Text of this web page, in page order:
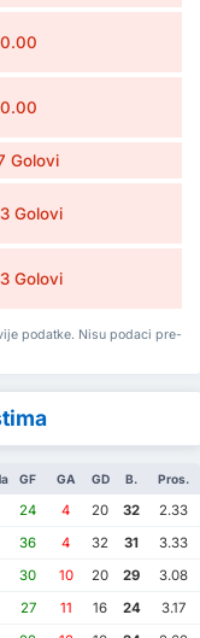
0.00
0.00
Golovi
Golovi
Golovi
podatke. Nisu podaci pre-
GF GA GD B. Pros.
24 4 20 32
2.33
36 4 32 31
3.33
30 10 20 29
3.08
27 11 16 24
3.17